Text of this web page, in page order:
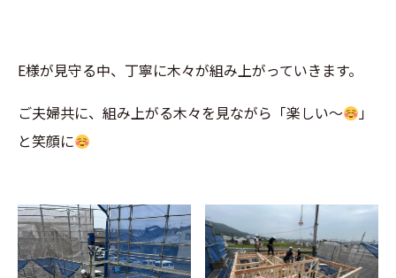
E様が見守る中、丁寧に木々が組み上がっていきます。
ご夫婦共に、組み上がる木々を見ながら「楽しい～
」
と笑顔に